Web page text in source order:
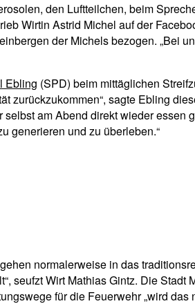
den Luftteilchen, beim
Wirtin Astrid Michel auf der
der Michels bezogen. „Bei
Ebling (SPD) beim mittäglichen
zurückzukommen“, sagte Ebling
am Abend direkt wieder essen
generieren und zu überleben.“
normalerweise in das
seufzt Wirt Mathias Gintz. Die Stadt
für die Feuerwehr „wird